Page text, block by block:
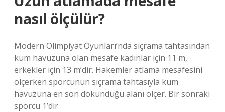
nasıl ölçülür?
Modern Olimpiyat Oyunları’nda sıçrama tahtasından
kum havuzuna olan mesafe kadınlar için 11 m,
erkekler için 13 m’dir. Hakemler atlama mesafesini
ölçerken sporcunun sıçrama tahtasıyla kum
havuzuna en son dokunduğu alanı ölçer. Bir sonraki
sporcu 1’dir.